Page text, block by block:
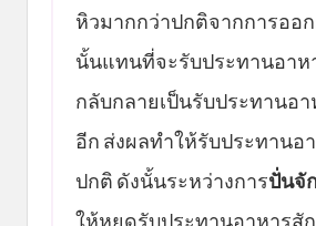
หิวมากกว่าปกติจากการออ
นั้นแทนที่จะรับประทานอาห
กลับกลายเป็นรับประทานอ
อีก ส่งผลทำให้รับประทานอ
ปกติ ดังนั้นระหว่างการปั่นจั
ให้หยุดรับประทานอาหารสั